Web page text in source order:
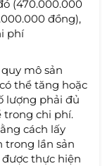
(470.000.000
đồng),
phí
mô sản
thể tăng hoặc
lượng phải đủ
trong chi phí.
cách lấy
trong lần sản
thực hiện